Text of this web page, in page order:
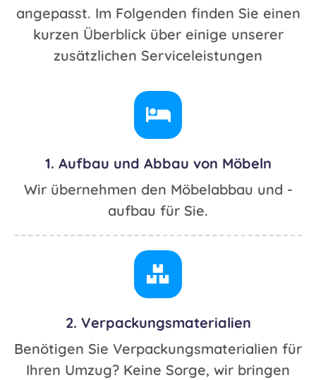
angepasst. Im Folgenden finden Sie einen
kurzen Überblick über einige unserer
zusätzlichen Serviceleistungen
1. Aufbau und Abbau von Möbeln
Wir übernehmen den Möbelabbau und -
aufbau für Sie.
2. Verpackungsmaterialien
Benötigen Sie Verpackungsmaterialien für
Ihren Umzug? Keine Sorge, wir bringen